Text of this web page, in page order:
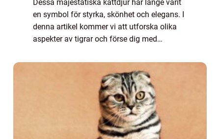
Dessa majestätiska kattdjur har länge varit
en symbol för styrka, skönhet och elegans. I
denna artikel kommer vi att utforska olika
aspekter av tigrar och förse dig med
egenskaper och historiska betydelse. Över...